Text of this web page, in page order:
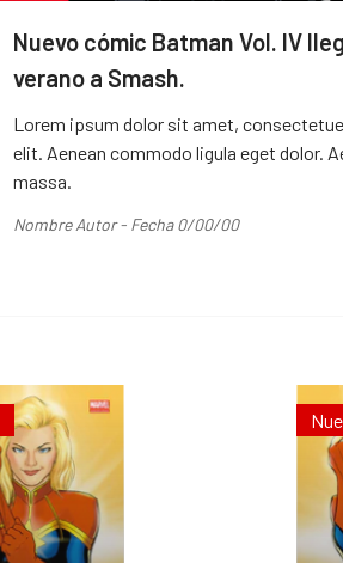
Nuevo cómic Batman Vol. IV
verano a Smash.
Lorem ipsum dolor sit amet,
elit. Aenean commodo ligula eget dolor.
massa.
Nombre Autor - Fecha 0/00/00